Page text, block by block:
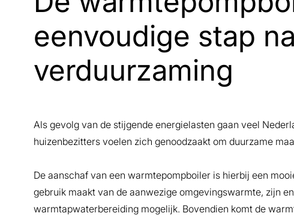
eenvoudige stap
verduurzaming
Als gevolg van de stijgende energielasten gaan veel
huizenbezitters voelen zich genoodzaakt om duurzame
De aanschaf van een warmtepompboiler is hierbij een
gebruik maakt van de aanwezige omgevingswarmte, zijn
warmtapwaterbereiding mogelijk. Bovendien komt de